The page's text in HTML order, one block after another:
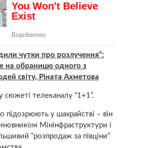
чутки про розлучення”:
на обраницю одного з
світу, Ріната Ахметова
сюжеті телеканалу “1+1”.
підозрюють у шахрайстві – він
Мінінфраструктури і
“розпродаж за півціни”